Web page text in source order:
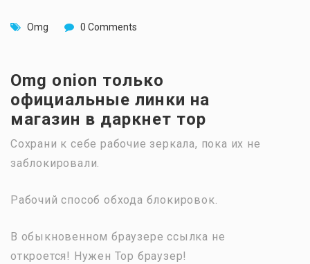
Omg 0 Comments
Omg onion только
официальные линки на
магазин в даркнет тор
Сохрани к себе рабочие зеркала, пока их не
заблокировали.
Рабочий способ обхода блокировок.
В обыкновенном браузере ссылка не
откроется! Нужен Тор браузер!